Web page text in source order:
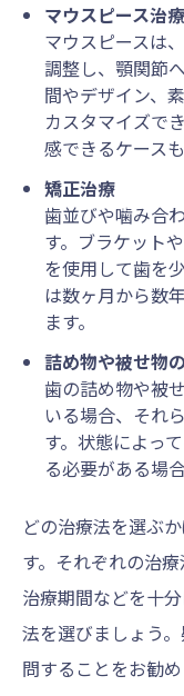
マウスピース治療
マウスピースは
調整し、顎関節
間やデザイン、
カスタマイズで
感できるケース
矯正治療
歯並びや噛み合
す。ブラケット
を使用して歯を
は数ヶ月から数
ます。
詰め物や被せ物
歯の詰め物や被
いる場合、それ
す。状態によっ
る必要がある場
どの治療法を選ぶ
す。それぞれの治
治療期間などを十
法を選びましょう
問することをお勧め